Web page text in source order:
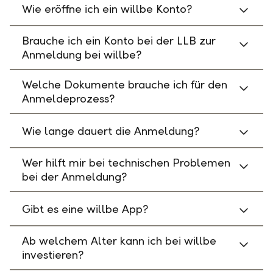
Wie eröffne ich ein willbe Konto?
Brauche ich ein Konto bei der LLB zur
Anmeldung bei willbe?
Welche Dokumente brauche ich für den
Anmeldeprozess?
Wie lange dauert die Anmeldung?
Wer hilft mir bei technischen Problemen
bei der Anmeldung?
Gibt es eine willbe App?
Ab welchem Alter kann ich bei willbe
investieren?